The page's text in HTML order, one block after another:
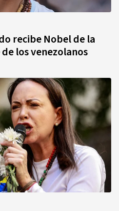
recibe Nobel de la
los venezolanos